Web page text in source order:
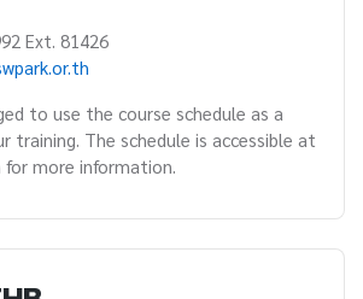
Ext. 81426
to use the course schedule as a
training. The schedule is accessible at
for more information.